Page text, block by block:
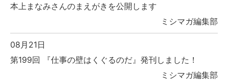
本上まなみさんのまえがきを公開します
ミシマガ編集部
08月21日
第199回 『仕事の壁はくぐるのだ』発刊しました！
ミシマガ編集部